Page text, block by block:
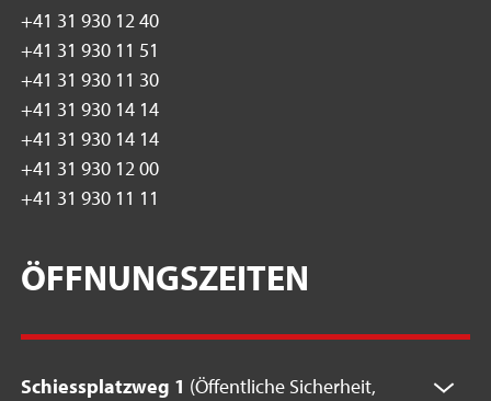
+41 31 930 12 40
+41 31 930 11 51
+41 31 930 11 30
+41 31 930 14 14
+41 31 930 14 14
+41 31 930 12 00
+41 31 930 11 11
ÖFFNUNGSZEITEN
Schiessplatzweg 1 (Öffentliche Sicherheit,